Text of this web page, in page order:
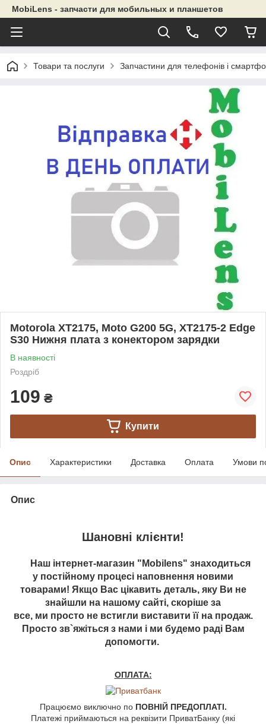
MobiLens - запчасти для мобильных и планшетов
Товари та послуги Запчастини для телефонів і
Motorola XT2175, Moto G200 5G, XT2175-2 Edge
S30 Нижня плата з конектором зарядки
В наявності
Роздріб
109 ₴
Купити
Опис Характеристики Доставка Оплата Умови
Опис
Шановні клієнти!
Наш інтернет-магазин "Mobilens" знаходиться
у постійному процесі наповнення новими
товарами! Якщо Вас цікавить деталь, яку Ви не
знайшли на нашому сайті, скоріше за
все, ми просто не встигли виставити її на продаж.
Просто зв`яжіться з нами і ми будемо раді Вам
допомогти.
ОПЛАТА:
Працюємо виключно по ПОВНІЙ ПРЕДОПЛАТІ.
Платежі приймаються на реквізити ПриватБанку (які